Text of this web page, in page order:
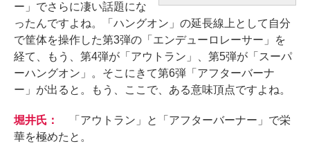
ー」でさらに凄い話題にな
ったんですよね。「ハングオン」の延長線上として自分
で筐体を操作した第3弾の「エンデューロレーサー」を
経て、もう、第4弾が「アウトラン」、第5弾が「スーパ
ーハングオン」。そこにきて第6弾「アフターバーナ
ー」が出ると。もう、ここで、ある意味頂点ですよね。
堀井氏：
「アウトラン」と「アフターバーナー」で栄
華を極めたと。